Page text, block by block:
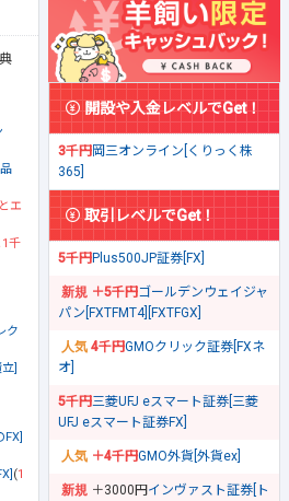
エ
1千
ク
]
FX]
(1
開設や入金レベルでGet！
3千円岡三オンライン[くりっく株
365]
取引レベルでGet！
5千円Plus500JP証券[FX]
＋5千円ゴールデンウェイジャ
パン[FXTFMT4][FXTFGX]
4千円GMOクリック証券[FXネ
オ]
5千円三菱UFJ eスマート証券[三菱
UFJ eスマート証券FX]
＋4千円GMO外貨[外貨ex]
＋3000円 インヴァスト証券[ト